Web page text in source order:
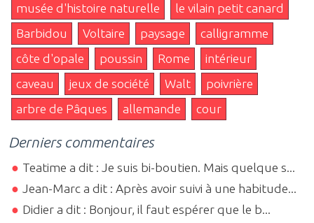
musée d'histoire naturelle
le vilain petit canard
Barbidou
Voltaire paysage
calligramme
côte d'opale
poussin Rome
intérieur
caveau
jeux de société Walt
poivrière
arbre de Pâques
allemande cour
Derniers commentaires
Teatime a dit : Je suis bi-boutien. Mais quelque s...
Jean-Marc a dit : Après avoir suivi à une habitude...
Didier a dit : Bonjour, il faut espérer que le b...